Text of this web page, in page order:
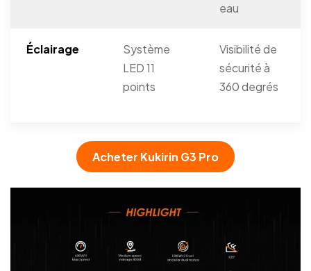
eau
Éclairage
Système
LED 11
points
Visibilité de
sécurité à
360 degrés
Acheter Kukirin G3 Pro